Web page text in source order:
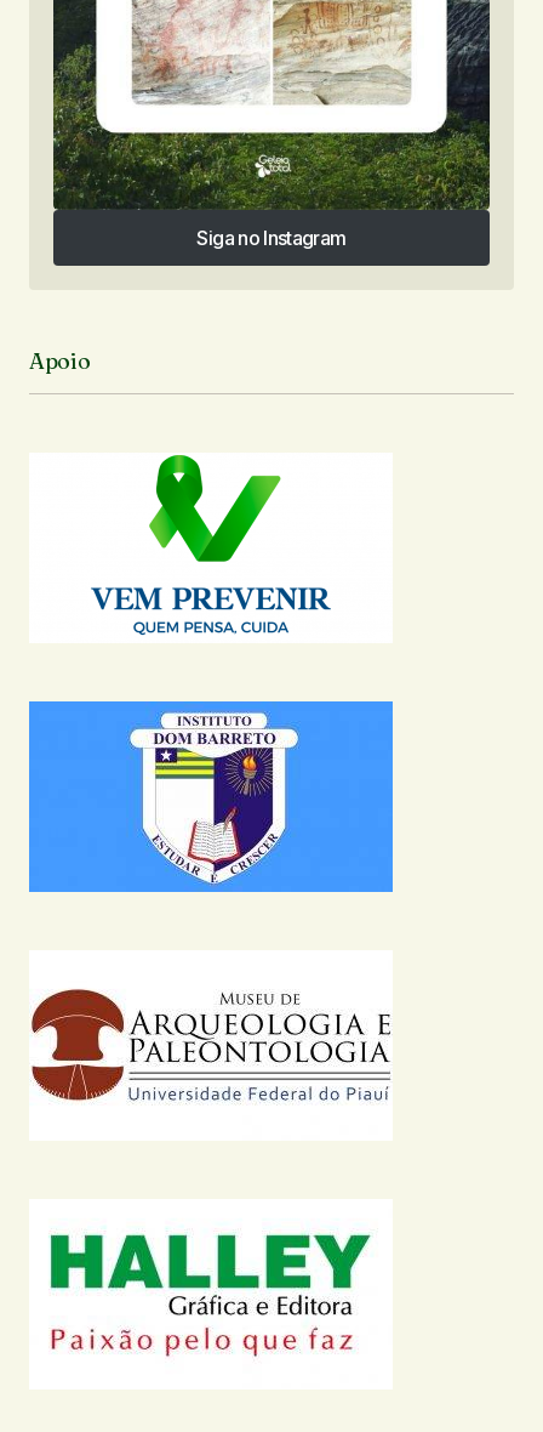
Siga no Instagram
Siga no Instagram
Apoio